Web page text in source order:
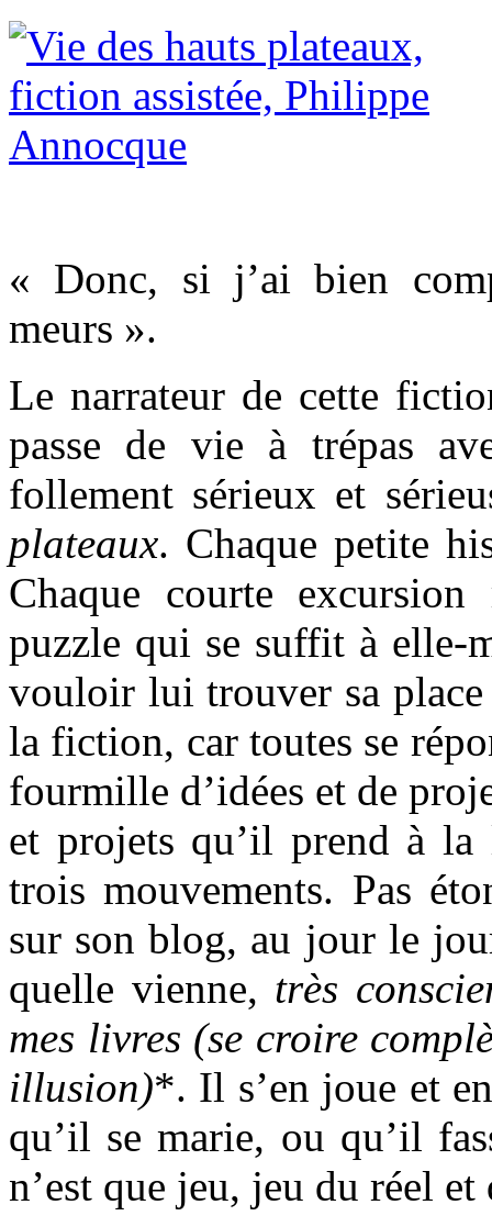
« Donc, si j’ai bien
meurs ».
Le narrateur de cette
passe de vie à trépas
follement sérieux et
plateaux. Chaque petite
Chaque courte
puzzle qui se suffit à elle-
vouloir lui trouver sa place
la fiction, car toutes se
fourmille d’idées et de
et projets qu’il prend à
trois mouvements. Pas
sur son blog, au jour le
quelle vienne, très
mes livres (se croire
illusion)*. Il s’en joue et
qu’il se marie, ou qu’il
n’est que jeu, jeu du réel et